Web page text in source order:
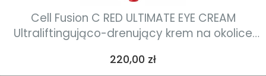
Cell Fusion C RED ULTIMATE EYE CREAM
Ultraliftingująco-drenujący krem na okolice
Cena
220,00 zł